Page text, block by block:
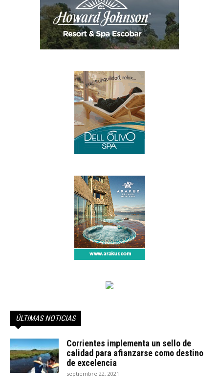
ÚLTIMAS NOTICIAS
Corrientes implementa un sello de
calidad para afianzarse como destino
de excelencia
septiembre 22, 2021